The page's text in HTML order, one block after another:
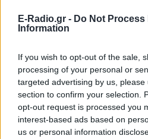
E-Radio.gr - Do Not Process
Information
If you wish to opt-out of the sale,
processing of your personal or
targeted advertising by us,
section to confirm your selection.
opt-out request is processed you
interest-based ads based on
us or personal information
Η ταινία στην οποία ο
ποδοπατηθεί και να
ΠΡΙΝ 150 ΕΒΔΟΜΆΔΕΣ